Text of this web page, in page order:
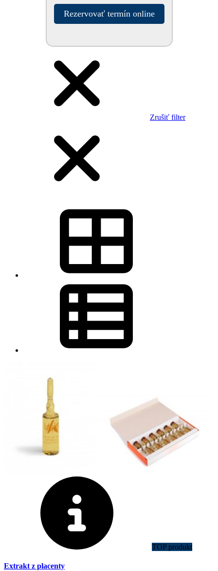
Rezervovať termín online
Zrušiť filter
TOP produkt
Extrakt z placenty